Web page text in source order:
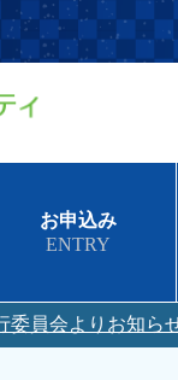
お申込み
ENTRY
委員会よりお知ら